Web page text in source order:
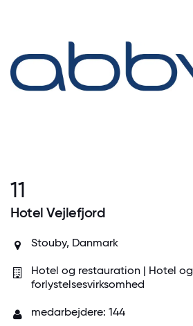
11
Hotel Vejlefjord
Stouby, Danmark
Hotel og restauration | Hotel og
forlystelsesvirksomhed
medarbejdere: 144